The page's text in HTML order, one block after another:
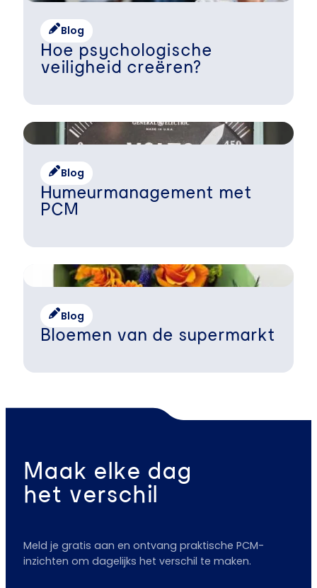
Blog
Hoe psychologische
veiligheid creëren?
Blog
Humeurmanagement met
PCM
Blog
Bloemen van de supermarkt
Maak elke dag
het verschil
Meld je gratis aan en ontvang praktische PCM-
inzichten om dagelijks het verschil te maken.